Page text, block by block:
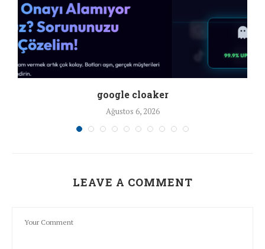
google cloaker
Ağustos 6, 2026
LEAVE A COMMENT